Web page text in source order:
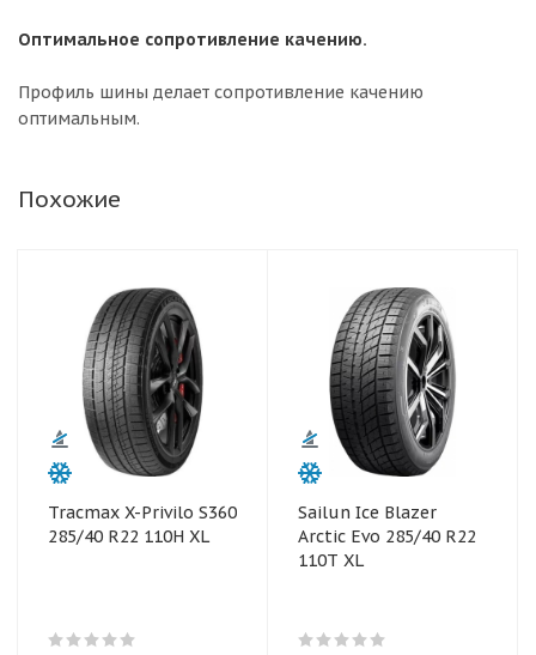
Оптимальное сопротивление качению.
Профиль шины делает сопротивление качению
оптимальным.
Похожие
Tracmax X-Privilo S360
285/40 R22 110H XL
Sailun Ice Blazer
Arctic Evo 285/40 R22
110T XL